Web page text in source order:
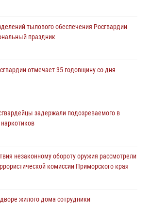
тылового обеспечения Росгвардии
праздник
отмечает 35 годовщину со дня
задержали подозреваемого в
незаконному обороту оружия рассмотрели
комиссии Приморского края
жилого дома сотрудники